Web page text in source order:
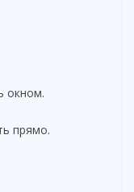
окном.
прямо.